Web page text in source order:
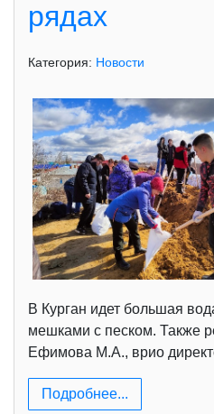
рядах
Категория: Новости
В Курган идет большая
мешками с песком. Также
Ефимова М.А., врио
Подробнее...